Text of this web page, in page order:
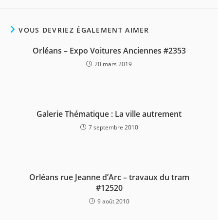
VOUS DEVRIEZ ÉGALEMENT AIMER
Orléans – Expo Voitures Anciennes #2353
20 mars 2019
Galerie Thématique : La ville autrement
7 septembre 2010
Orléans rue Jeanne d’Arc – travaux du tram
#12520
9 août 2010